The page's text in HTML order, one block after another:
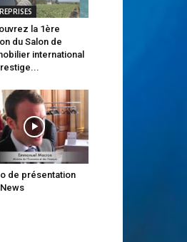
la 1ère
du Salon de
international
de présentation